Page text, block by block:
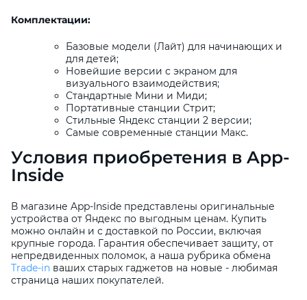
Комплектации:
Базовые модели (Лайт) для начинающих и
для детей;
Новейшие версии с экраном для
визуального взаимодействия;
Стандартные Мини и Миди;
Портативные станции Стрит;
Стильные Яндекс станции 2 версии;
Самые современные станции Макс.
Условия приобретения в App-
Inside
В магазине App-Inside представлены оригинальные
устройства от Яндекс по выгодным ценам. Купить
можно онлайн и с доставкой по России, включая
крупные города. Гарантия обеспечивает защиту, от
непредвиденных поломок, а наша рубрика обмена
Trade-in ваших старых гаджетов на новые - любимая
страница наших покупателей.